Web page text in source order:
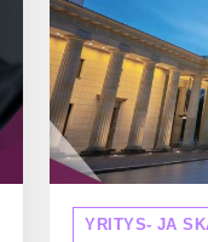
YRITYS- JA